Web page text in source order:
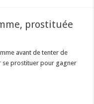
prostituée
avant de tenter de
se prostituer pour gagner